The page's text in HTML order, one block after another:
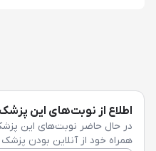
اطلاع از نوبت‌های این پزشک
در حال حاضر نوبت‌های این
همراه خود از آنلاین بودن